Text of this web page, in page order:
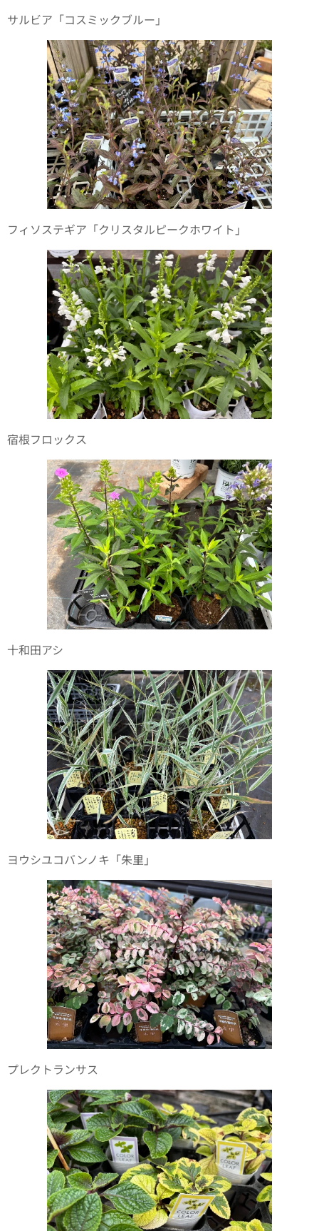
サルビア「コスミックブルー」
フィソステギア「クリスタルピークホワイト」
宿根フロックス
十和田アシ
ヨウシユコバンノキ「朱里」
プレクトランサス